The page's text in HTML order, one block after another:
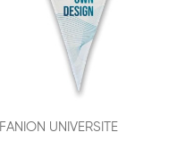
FANION UNIVERSITE